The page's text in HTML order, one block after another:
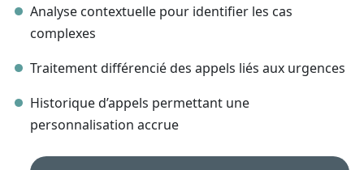
Analyse contextuelle pour identifier les cas
complexes
Traitement différencié des appels liés aux urgences
Historique d’appels permettant une
personnalisation accrue